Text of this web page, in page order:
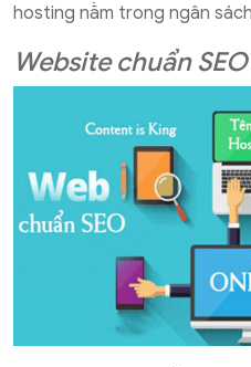
hosting nằm trong ngân
Website chuẩn